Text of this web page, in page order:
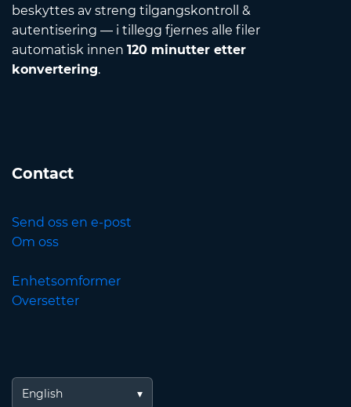
beskyttes av streng tilgangskontroll &
autentisering — i tillegg fjernes alle filer
automatisk innen 120 minutter etter
konvertering.
Contact
Send oss en e-post
Om oss
Enhetsomformer
Oversetter
English